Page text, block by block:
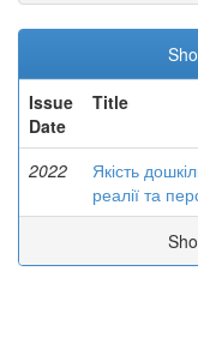
Issue
Date
Title
2022
Якість
реалії та